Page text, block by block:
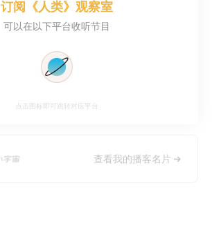
订阅 《人类》观察室
可以在以下平台收听节目
点击图标即可跳转对应平台
查看我的播客名片